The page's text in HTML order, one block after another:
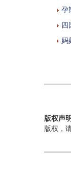
孕
四
妈
版权声
版权，